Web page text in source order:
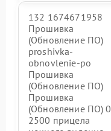
132 1674671958
Прошивка
(Обновление ПО)
proshivka-
obnovlenie-po
Прошивка
(Обновление ПО)
Прошивка
(Обновление ПО) 0
2500 прицела